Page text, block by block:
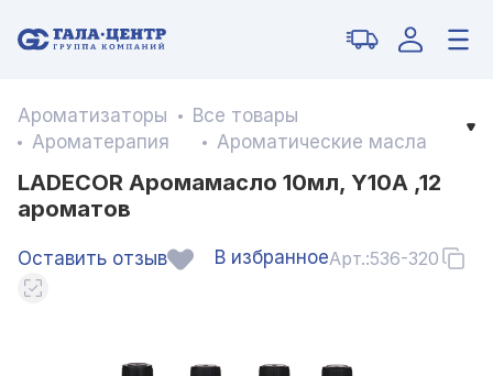
Ароматизаторы
Все товары
Ароматерапия
Ароматические масла
LADECOR Аромамасло 10мл, Y10A ,12
ароматов
Оставить отзыв В избранноеАрт.:536-320